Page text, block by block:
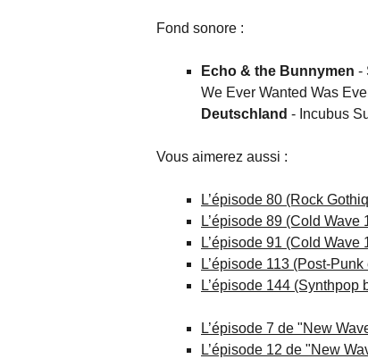
Fond sonore :
Echo & the Bunnymen -
We Ever Wanted Was
Deutschland - Incubus
Vous aimerez aussi :
L’épisode 80 (Rock
L’épisode 89 (Cold Wave
L’épisode 91 (Cold Wave
L’épisode 113 (Post-
L’épisode 144
L’épisode 7 de "New
L’épisode 12 de "New